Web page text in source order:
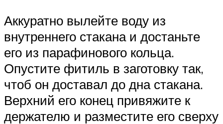
Аккуратно вылейте воду из
внутреннего стакана и достаньте
его из парафинового кольца.
Опустите фитиль в заготовку так,
чтоб он доставал до дна стакана.
Верхний его конец привяжите к
держателю и разместите его сверху